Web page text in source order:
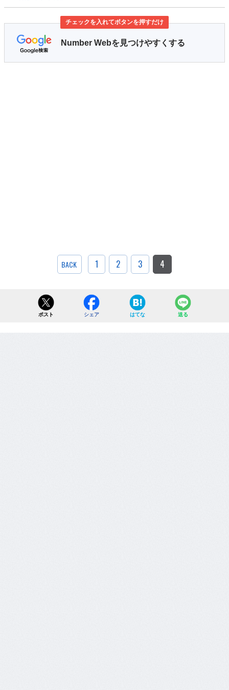
チェックを入れてボタンを押すだけ
Number Webを見つけやすくする
BACK 1 2 3 4
ポスト シェア はてな 送る